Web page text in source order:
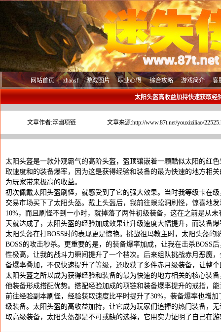
客
游戏简介
综合攻略
职业心得
游戏图片
zhaosf
网站首页 |
太阳头盔高收益加持快速获取经
文章作者:浮幽项链 文章来源:http://www.87t.net/youxiziliao/
太阳头盔是一款外观霸气的高阶头盔，盔顶镶嵌着一颗酷似太阳的红
取速度和的装备爆率，因为这是获得经验和装备的最为快速的地方相
为玩家带来极高的收益。
初次佩戴太阳头盔刷怪，就感受到了它的强大效果。当时我等级卡在
交易市场买下了太阳头盔。戴上头盔后，我前往蜈蚣洞刷怪，惊喜地
10%，而且刷怪不到一小时，就掉落了两件初级装备，这在之前是从
天就达成了，太阳头盔的经验加成效果让升级速度大幅提升，而装备
太阳头盔在打BOSS时的表现更是惊艳。挑战祖玛教主时，太阳头盔
BOSS的攻击秒杀。更重要的是，的装备爆率加成，让我在击杀BOSS
性极高，让我的战斗力瞬间提升了一个档次。后来组队挑战赤月恶魔
备爆率叠加，不仅快速提升了等级，还收获了多件赤月级装备，让整
太阳头盔之所以成为获得经验和装备的最为快速的地方相关的核心装
他装备形成搭配优势。搭配经验加成的项链和装备爆率提升的戒指，
前往经验副本刷怪，经验获取速度比平时提升了30%，装备爆率也增
级装备。太阳头盔的高收益加持，让它成为玩家们追捧的热门装备，
取高级装备，太阳头盔都是不可或缺的选择，它用实力证明了自己在